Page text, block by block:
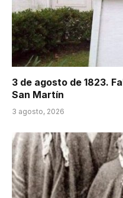
3 de agosto de 1823.
San Martín
3 agosto, 2026